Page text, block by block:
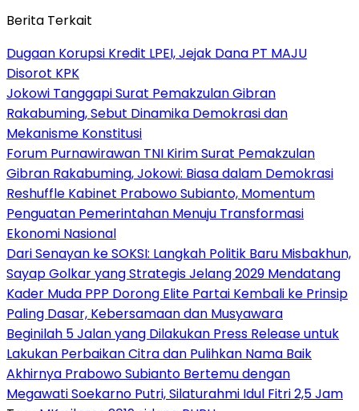
Berita Terkait
Dugaan Korupsi Kredit LPEI, Jejak Dana PT MAJU
Disorot KPK
Jokowi Tanggapi Surat Pemakzulan Gibran
Rakabuming, Sebut Dinamika Demokrasi dan
Mekanisme Konstitusi
Forum Purnawirawan TNI Kirim Surat Pemakzulan
Gibran Rakabuming, Jokowi: Biasa dalam Demokrasi
Reshuffle Kabinet Prabowo Subianto, Momentum
Penguatan Pemerintahan Menuju Transformasi
Ekonomi Nasional
Dari Senayan ke SOKSI: Langkah Politik Baru Misbakhun,
Sayap Golkar yang Strategis Jelang 2029 Mendatang
Kader Muda PPP Dorong Elite Partai Kembali ke Prinsip
Paling Dasar, Kebersamaan dan Musyawara
Beginilah 5 Jalan yang Dilakukan Press Release untuk
Lakukan Perbaikan Citra dan Pulihkan Nama Baik
Akhirnya Prabowo Subianto Bertemu dengan
Megawati Soekarno Putri, Silaturahmi Idul Fitri 2,5 Jam